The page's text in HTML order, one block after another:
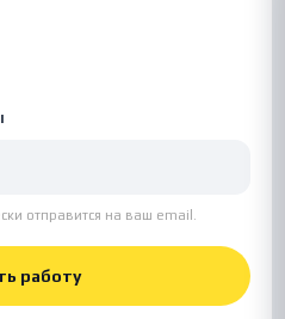
отправится на ваш email.
работу